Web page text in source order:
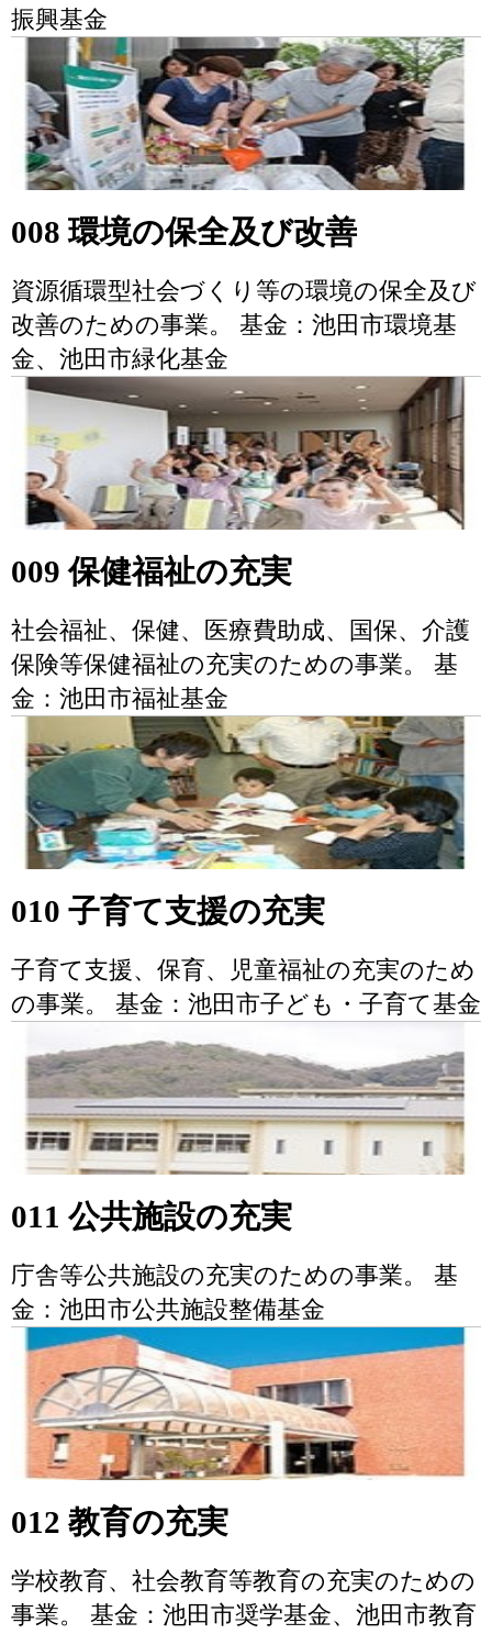
振興基金
008 環境の保全及び改善
資源循環型社会づくり等の環境の保全及び
改善のための事業。 基金：池田市環境基
金、池田市緑化基金
009 保健福祉の充実
社会福祉、保健、医療費助成、国保、介護
保険等保健福祉の充実のための事業。 基
金：池田市福祉基金
010 子育て支援の充実
子育て支援、保育、児童福祉の充実のため
の事業。 基金：池田市子ども・子育て基金
011 公共施設の充実
庁舎等公共施設の充実のための事業。 基
金：池田市公共施設整備基金
012 教育の充実
学校教育、社会教育等教育の充実のための
事業。 基金：池田市奨学基金、池田市教育